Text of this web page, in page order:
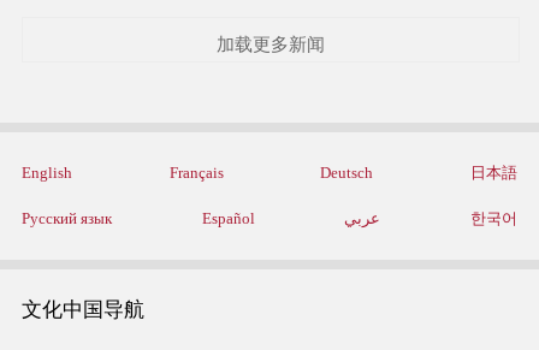
加载更多新闻
English Français Deutsch 日本語
Русский язык Español عربي 한국어
文化中国导航